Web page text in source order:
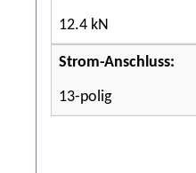
12.4 kN
Strom-Anschluss:
13-polig